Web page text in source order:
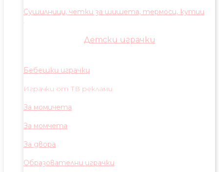
Сушилници, четки за шишета, термоси, кутии
Детски играчки
Бебешки играчки
Играчки от ТВ реклами
За момичета
За момчета
За двора
Образователни играчки